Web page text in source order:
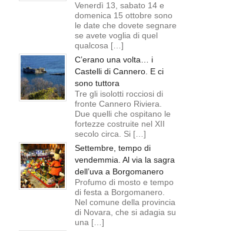
Venerdì 13, sabato 14 e
domenica 15 ottobre sono
le date che dovete segnare
se avete voglia di quel
qualcosa […]
C’erano una volta… i
Castelli di Cannero. E ci
sono tuttora
Tre gli isolotti rocciosi di
fronte Cannero Riviera.
Due quelli che ospitano le
fortezze costruite nel XII
secolo circa. Si […]
Settembre, tempo di
vendemmia. Al via la sagra
dell’uva a Borgomanero
Profumo di mosto e tempo
di festa a Borgomanero.
Nel comune della provincia
di Novara, che si adagia su
una […]